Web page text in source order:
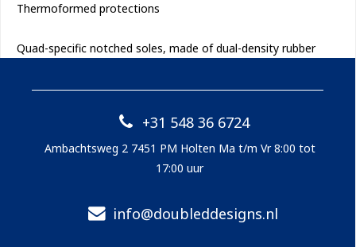
Thermoformed protections
Quad-specific notched soles, made of dual-density rubber
+31 548 36 6724
Ambachtsweg 2 7451 PM Holten Ma t/m Vr 8:00 tot
17:00 uur
info@doubleddesigns.nl